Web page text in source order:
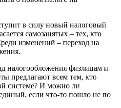
в силу новый налоговый
самозанятых – тех, кто
изменений – переход на
налогообложения физлицам и
предлагают всем тем, кто
системе? И можно ли
если что-то пошло не по